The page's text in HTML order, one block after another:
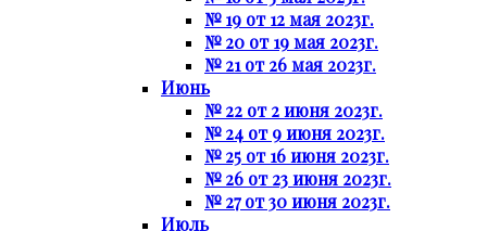
№ 19 от 12 мая 2023г.
№ 20 от 19 мая 2023г.
№ 21 от 26 мая 2023г.
Июнь
№ 22 от 2 июня 2023г.
№ 24 от 9 июня 2023г.
№ 25 от 16 июня 2023г.
№ 26 от 23 июня 2023г.
№ 27 от 30 июня 2023г.
Июль